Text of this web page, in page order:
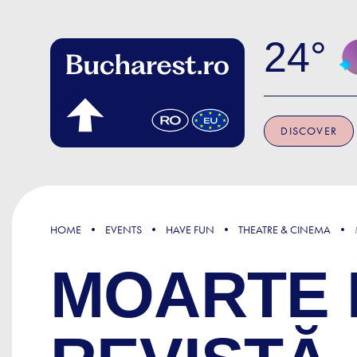
24
DISCOVER
HOME EVENTS HAVE FUN THEATRE & CINEMA
MOARTE